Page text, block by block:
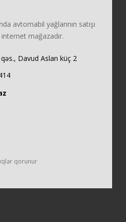
avtomabil yağlarının satışı
mağazadır.
qəs., Davud Aslan küç 2
qorunur